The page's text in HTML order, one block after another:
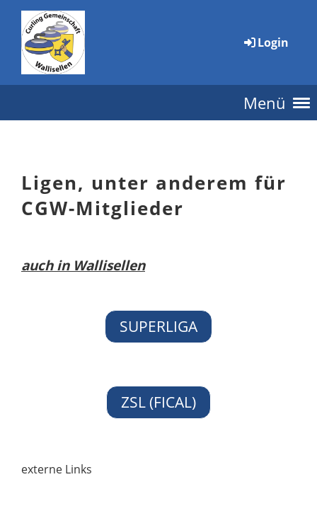
Login
Menü
Ligen, unter anderem für
CGW-Mitglieder
auch in Wallisellen
SUPERLIGA
ZSL (FICAL)
externe Links